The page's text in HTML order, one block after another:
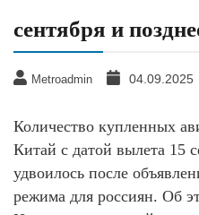
сентября и
Metroadmin 04.09.2025
Количество купленных
Китай с датой вылета 15
удвоилось после
режима для россиян. Об